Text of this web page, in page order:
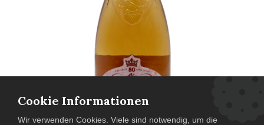
Cookie Informationen
Wir verwenden Cookies. Viele sind notwendig, um die